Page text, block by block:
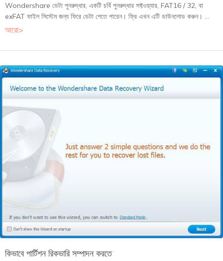
Wondershare ডেটা পুনরুদ্ধার, একটি চর্বি পুনরুদ্ধার সফ্টওয়্যার, FAT16 / 32, বা
exFAT ফাইল সিস্টেম জন্য ফিরে ডেটা পেতে পারেন। ফ্রি এখন এটি ডাউনলোড করুন। ...
আরো>
কিভাবে পার্টিশন রিকভারি সম্পাদন করতে